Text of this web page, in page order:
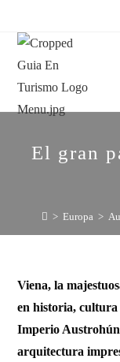
El gran
> Europa >
Viena, la
en historia, cultura
Imperio
arquitectura